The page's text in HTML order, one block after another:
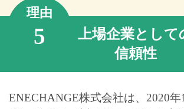
理由
5
上場企業として
信頼性
ENECHANGE株式会社は、2020